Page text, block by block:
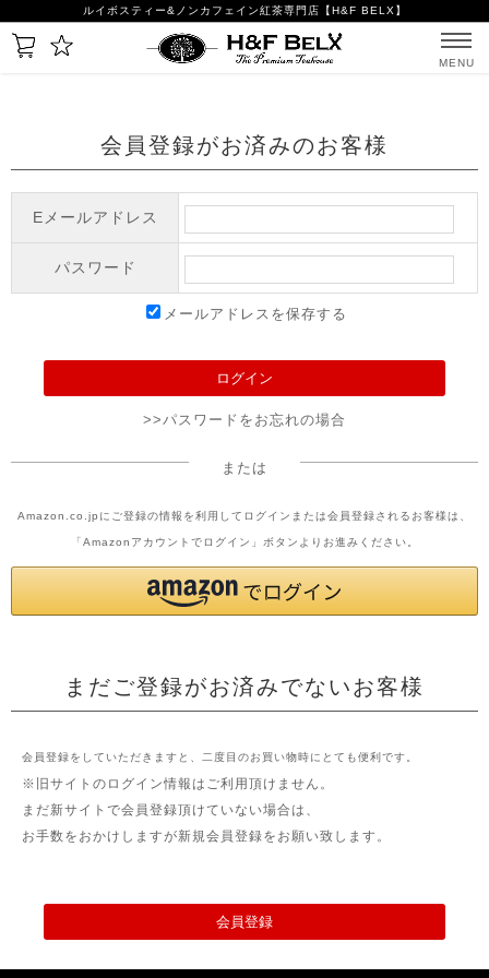
ルイボスティー&ノンカフェイン紅茶専門店【H&F BELX】
MENU
会員登録がお済みのお客様
Eメールアドレス
パスワード
メールアドレスを保存する
>>パスワードをお忘れの場合
または
Amazon.co.jpにご登録の情報を利用してログインまたは会員登録されるお客様は、
「Amazonアカウントでログイン」ボタンよりお進みください。
まだご登録がお済みでないお客様
会員登録をしていただきますと、二度目のお買い物時にとても便利です。
※旧サイトのログイン情報はご利用頂けません。
まだ新サイトで会員登録頂けていない場合は、
お手数をおかけしますが新規会員登録をお願い致します。